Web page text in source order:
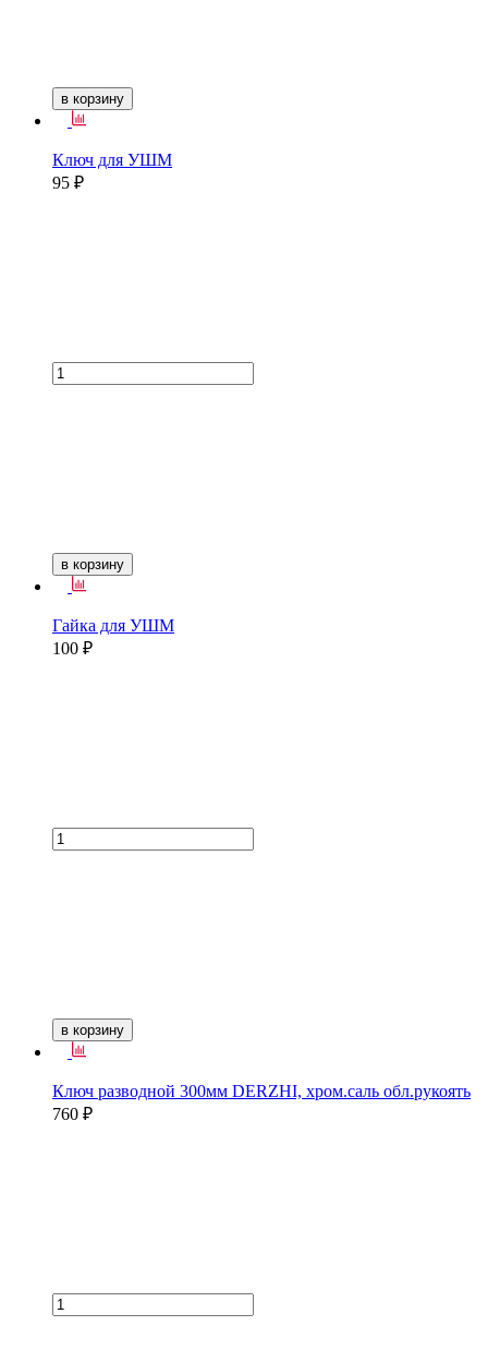
в корзину
Ключ для УШМ
95 ₽
в корзину
Гайка для УШМ
100 ₽
в корзину
Ключ разводной 300мм DERZHI, хром.саль обл.рукоять
760 ₽